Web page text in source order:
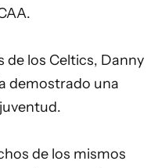
de los Celtics, Danny
demostrado una
de los mismos